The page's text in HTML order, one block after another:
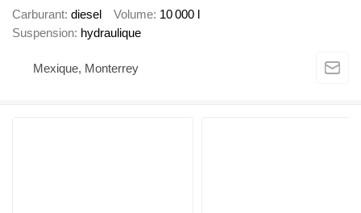
Carburant diesel Volume 10 000 l
Suspension hydraulique
Mexique, Monterrey